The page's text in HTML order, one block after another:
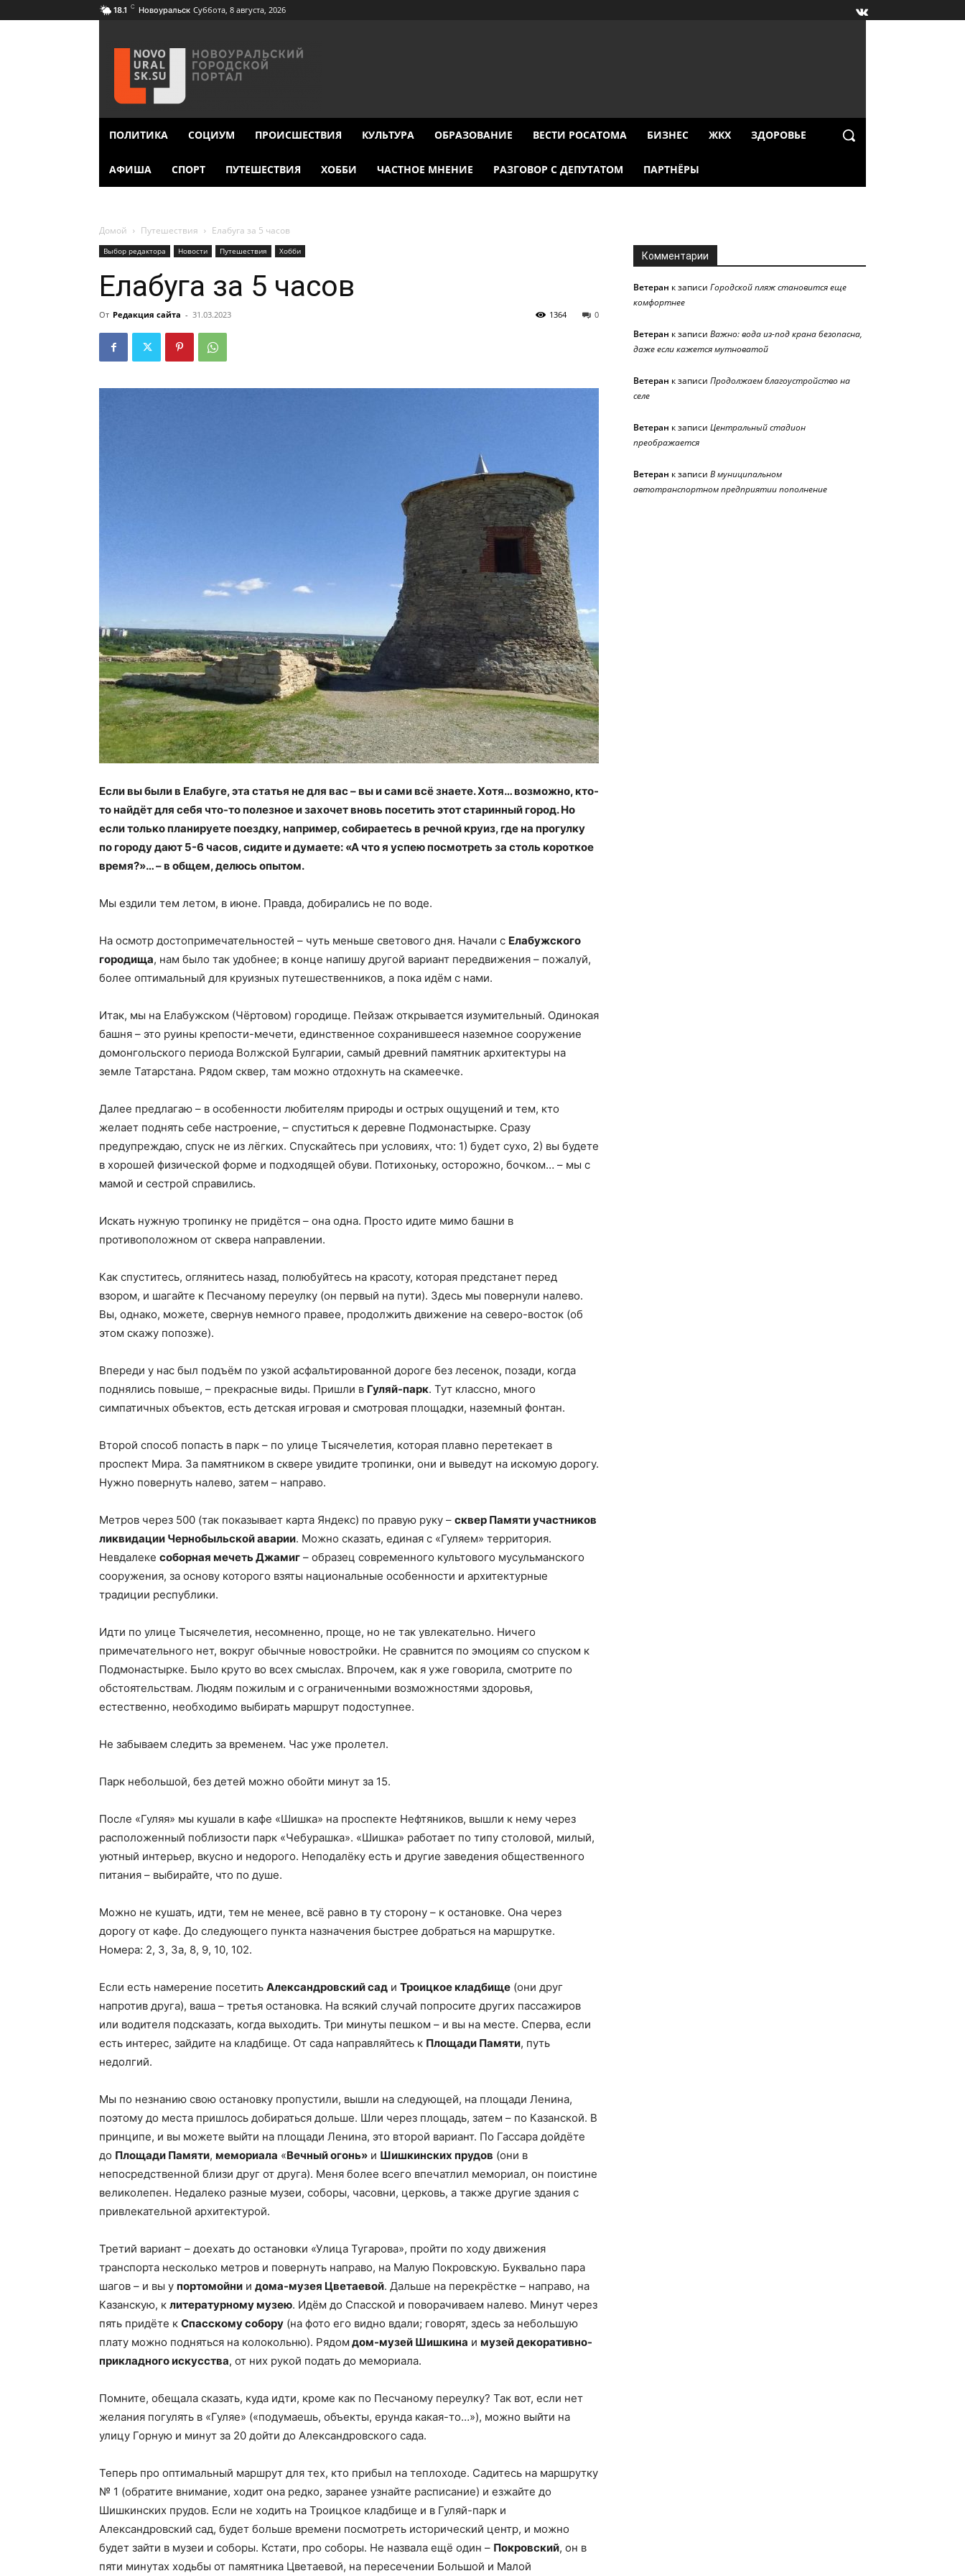
18.1 C Новоуральск Суббота, 8 августа, 2026
ПОЛИТИКА СОЦИУМ ПРОИСШЕСТВИЯ КУЛЬТУРА ОБРАЗОВАНИЕ ВЕСТИ РОСАТОМА БИЗНЕС ЖКХ ЗДОРОВЬЕ
АФИША СПОРТ ПУТЕШЕСТВИЯ ХОББИ ЧАСТНОЕ МНЕНИЕ РАЗГОВОР С ДЕПУТАТОМ ПАРТНЁРЫ
Домой Путешествия Елабуга за 5 часов
Выбор редактора Новости Путешествия Хобби
Елабуга за 5 часов
От Редакция сайта - 31.03.2023 0
1364
Если вы были в Елабуге, эта статья не для вас – вы и сами всё знаете. Хотя… возможно, кто-
то найдёт для себя что-то полезное и захочет вновь посетить этот старинный город. Но
если только планируете поездку, например, собираетесь в речной круиз, где на прогулку
по городу дают 5-6 часов, сидите и думаете: «А что я успею посмотреть за столь короткое
время?»… – в общем, делюсь опытом.
Мы ездили тем летом, в июне. Правда, добирались не по воде.
На осмотр достопримечательностей – чуть меньше светового дня. Начали с Елабужского
городища, нам было так удобнее; в конце напишу другой вариант передвижения – пожалуй,
более оптимальный для круизных путешественников, а пока идём с нами.
Итак, мы на Елабужском (Чёртовом) городище. Пейзаж открывается изумительный. Одинокая
башня – это руины крепости-мечети, единственное сохранившееся наземное сооружение
домонгольского периода Волжской Булгарии, самый древний памятник архитектуры на
земле Татарстана. Рядом сквер, там можно отдохнуть на скамеечке.
Далее предлагаю – в особенности любителям природы и острых ощущений и тем, кто
желает поднять себе настроение, – спуститься к деревне Подмонастырке. Сразу
предупреждаю, спуск не из лёгких. Спускайтесь при условиях, что: 1) будет сухо, 2) вы будете
в хорошей физической форме и подходящей обуви. Потихоньку, осторожно, бочком… – мы с
мамой и сестрой справились.
Искать нужную тропинку не придётся – она одна. Просто идите мимо башни в
противоположном от сквера направлении.
Как спуститесь, оглянитесь назад, полюбуйтесь на красоту, которая предстанет перед
взором, и шагайте к Песчаному переулку (он первый на пути). Здесь мы повернули налево.
Вы, однако, можете, свернув немного правее, продолжить движение на северо-восток (об
этом скажу попозже).
Впереди у нас был подъём по узкой асфальтированной дороге без лесенок, позади, когда
поднялись повыше, – прекрасные виды. Пришли в Гуляй-парк. Тут классно, много
симпатичных объектов, есть детская игровая и смотровая площадки, наземный фонтан.
Второй способ попасть в парк – по улице Тысячелетия, которая плавно перетекает в
проспект Мира. За памятником в сквере увидите тропинки, они и выведут на искомую дорогу.
Нужно повернуть налево, затем – направо.
Метров через 500 (так показывает карта Яндекс) по правую руку – сквер Памяти участников
ликвидации Чернобыльской аварии. Можно сказать, единая с «Гуляем» территория.
Невдалеке соборная мечеть Джамиг – образец современного культового мусульманского
сооружения, за основу которого взяты национальные особенности и архитектурные
традиции республики.
Идти по улице Тысячелетия, несомненно, проще, но не так увлекательно. Ничего
примечательного нет, вокруг обычные новостройки. Не сравнится по эмоциям со спуском к
Подмонастырке. Было круто во всех смыслах. Впрочем, как я уже говорила, смотрите по
обстоятельствам. Людям пожилым и с ограниченными возможностями здоровья,
естественно, необходимо выбирать маршрут подоступнее.
Не забываем следить за временем. Час уже пролетел.
Парк небольшой, без детей можно обойти минут за 15.
После «Гуляя» мы кушали в кафе «Шишка» на проспекте Нефтяников, вышли к нему через
расположенный поблизости парк «Чебурашка». «Шишка» работает по типу столовой, милый,
уютный интерьер, вкусно и недорого. Неподалёку есть и другие заведения общественного
питания – выбирайте, что по душе.
Можно не кушать, идти, тем не менее, всё равно в ту сторону – к остановке. Она через
дорогу от кафе. До следующего пункта назначения быстрее добраться на маршрутке.
Номера: 2, 3, 3а, 8, 9, 10, 102.
Если есть намерение посетить Александровский сад и Троицкое кладбище (они друг
напротив друга), ваша – третья остановка. На всякий случай попросите других пассажиров
или водителя подсказать, когда выходить. Три минуты пешком – и вы на месте. Сперва, если
есть интерес, зайдите на кладбище. От сада направляйтесь к Площади Памяти, путь
недолгий.
Мы по незнанию свою остановку пропустили, вышли на следующей, на площади Ленина,
поэтому до места пришлось добираться дольше. Шли через площадь, затем – по Казанской. В
принципе, и вы можете выйти на площади Ленина, это второй вариант. По Гассара дойдёте
до Площади Памяти, мемориала «Вечный огонь» и Шишкинских прудов (они в
непосредственной близи друг от друга). Меня более всего впечатлил мемориал, он поистине
великолепен. Недалеко разные музеи, соборы, часовни, церковь, а также другие здания с
привлекательной архитектурой.
Третий вариант – доехать до остановки «Улица Тугарова», пройти по ходу движения
транспорта несколько метров и повернуть направо, на Малую Покровскую. Буквально пара
шагов – и вы у портомойни и дома-музея Цветаевой. Дальше на перекрёстке – направо, на
Казанскую, к литературному музею. Идём до Спасской и поворачиваем налево. Минут через
пять придёте к Спасскому собору (на фото его видно вдали; говорят, здесь за небольшую
плату можно подняться на колокольню). Рядом дом-музей Шишкина и музей декоративно-
прикладного искусства, от них рукой подать до мемориала.
Помните, обещала сказать, куда идти, кроме как по Песчаному переулку? Так вот, если нет
желания погулять в «Гуляе» («подумаешь, объекты, ерунда какая-то…»), можно выйти на
улицу Горную и минут за 20 дойти до Александровского сада.
Теперь про оптимальный маршрут для тех, кто прибыл на теплоходе. Садитесь на маршрутку
№ 1 (обратите внимание, ходит она редко, заранее узнайте расписание) и езжайте до
Шишкинских прудов. Если не ходить на Троицкое кладбище и в Гуляй-парк и
Александровский сад, будет больше времени посмотреть исторический центр, и можно
будет зайти в музеи и соборы. Кстати, про соборы. Не назвала ещё один – Покровский, он в
пяти минутах ходьбы от памятника Цветаевой, на пересечении Большой и Малой
Комментарии
Ветеран к записи Городской пляж становится еще
комфортнее
Ветеран к записи Важно: вода из-под крана безопасна,
даже если кажется мутноватой
Ветеран к записи Продолжаем благоустройство на
селе
Ветеран к записи Центральный стадион
преображается
Ветеран к записи В муниципальном
автотранспортном предприятии пополнение